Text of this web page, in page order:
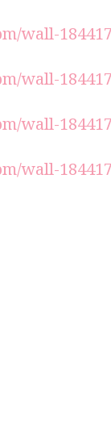
wall-
wall-
wall-
wall-